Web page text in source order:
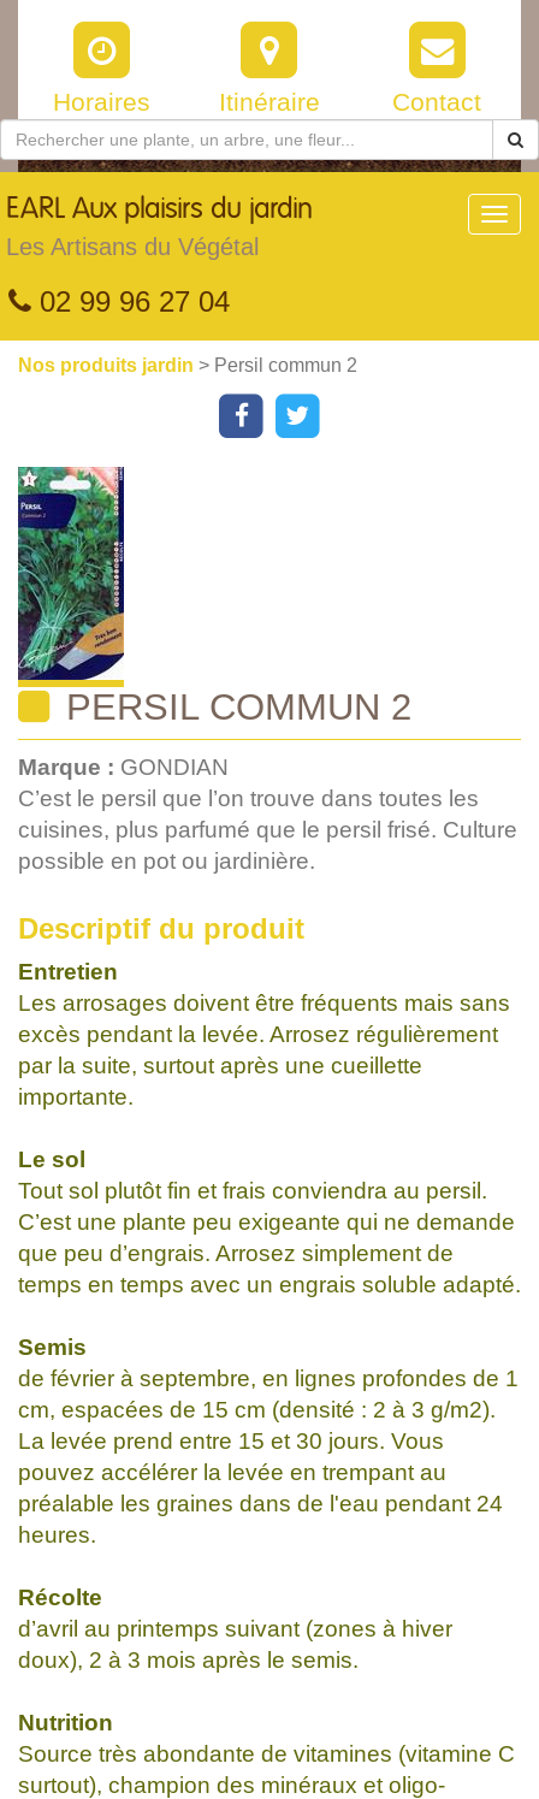
Horaires Itinéraire Contact
EARL Aux plaisirs du jardin
Les Artisans du Végétal
02 99 96 27 04
Nos produits jardin > Persil commun 2
PERSIL COMMUN 2
Marque : GONDIAN
C’est le persil que l’on trouve dans toutes les
cuisines, plus parfumé que le persil frisé. Culture
possible en pot ou jardinière.
Descriptif du produit
Entretien
Les arrosages doivent être fréquents mais sans
excès pendant la levée. Arrosez régulièrement
par la suite, surtout après une cueillette
importante.
Le sol
Tout sol plutôt fin et frais conviendra au persil.
C’est une plante peu exigeante qui ne demande
que peu d’engrais. Arrosez simplement de
temps en temps avec un engrais soluble adapté.
Semis
de février à septembre, en lignes profondes de 1
cm, espacées de 15 cm (densité : 2 à 3 g/m2).
La levée prend entre 15 et 30 jours. Vous
pouvez accélérer la levée en trempant au
préalable les graines dans de l'eau pendant 24
heures.
Récolte
d’avril au printemps suivant (zones à hiver
doux), 2 à 3 mois après le semis.
Nutrition
Source très abondante de vitamines (vitamine C
surtout), champion des minéraux et oligo-